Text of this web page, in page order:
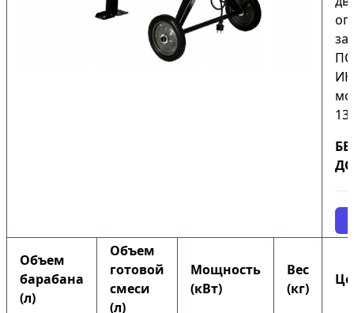
Объем
барабана
(л)
Объем
готовой
смеси
(л)
Мощность
(кВт)
Вес
(кг)